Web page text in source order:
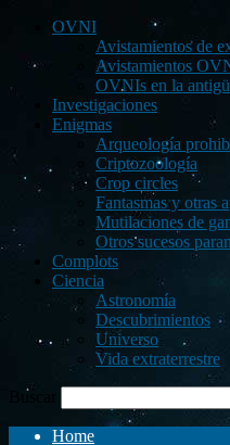
OVNI
Avistamientos de
Avistamientos
OVNIs en la
Investigaciones
Enigmas
Arqueología
Criptozoología
Crop circles
Fantasmas y otras
Mutilaciones de
Otros sucesos
Complots
Ciencia
Astronomía
Descubrimientos
Universo
Vida extraterrestre
Buscar
Home